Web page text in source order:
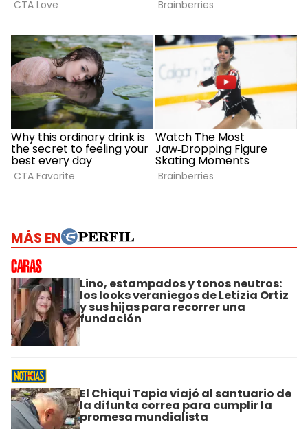
MÁS EN
Lino, estampados y tonos neutros:
los looks veraniegos de Letizia Ortiz
y sus hijas para recorrer una
fundación
El Chiqui Tapia viajó al santuario de
la difunta correa para cumplir la
promesa mundialista